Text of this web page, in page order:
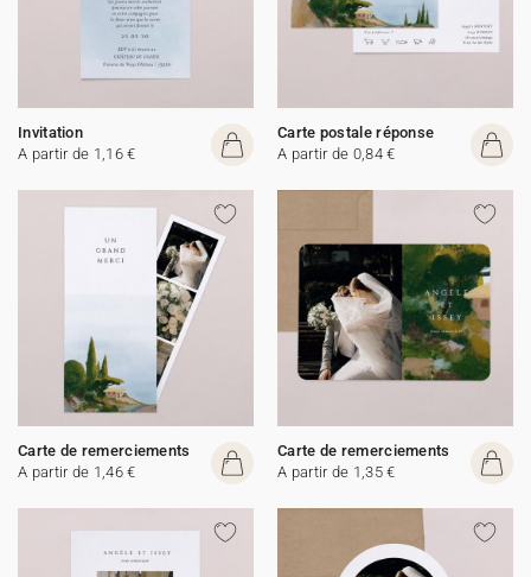
Invitation
A partir de 1,16 €
Carte postale réponse
A partir de 0,84 €
Carte de remerciements
A partir de 1,46 €
Carte de remerciements
A partir de 1,35 €